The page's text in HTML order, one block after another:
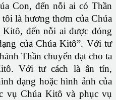
Con, đến nỗi ai có Thần
là hương thơm của Chúa
đến nỗi ai được đóng
của Chúa Kitô”. Với tư
Thần chuyển đạt cho ta
Với tư cách là ấn tín,
dạng hoặc hình ảnh của
vụ Chúa Kitô và phục vụ